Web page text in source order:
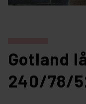
Gotland
240/78/